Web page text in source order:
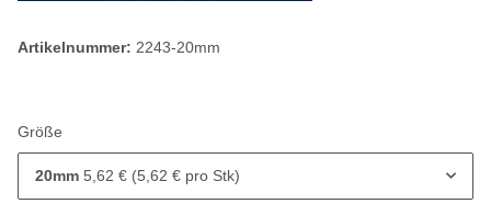
Artikelnummer: 2243-20mm
Größe
20mm 5,62 € (5,62 € pro Stk)